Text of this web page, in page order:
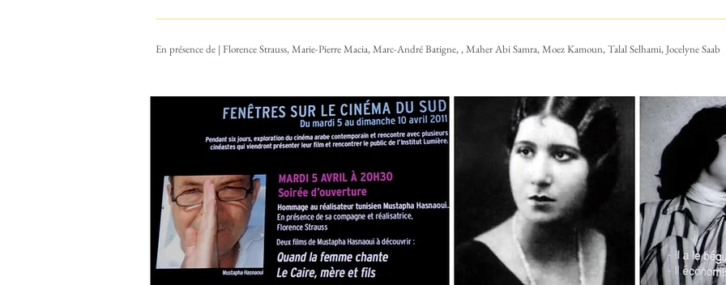
En présence de | Florence Strauss, Marie-Pierre Macia, Marc-André Batigne, , Maher Abi Samra, Moez Kamoun, Talal Selhami, Jocelyne Saab​